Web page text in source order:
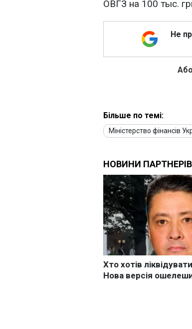
ОВГЗ на 100 тыс.
Не
Більше по темі:
Міністерство фінансів